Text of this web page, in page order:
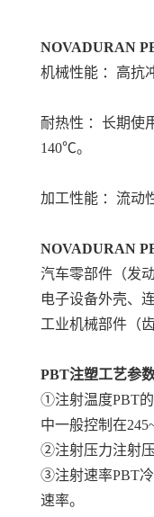
NOVADURAN
机械性能 ：高抗
耐热性 ：长期使
140℃。
加工性能 ：流动
NOVADURAN
汽车零部件（发
电子设备外壳、
工业机械部件（
PBT注塑工艺参
①注射温度PBT
中一般控制在
②注射压力注射压
③注射速率PBT
速率。